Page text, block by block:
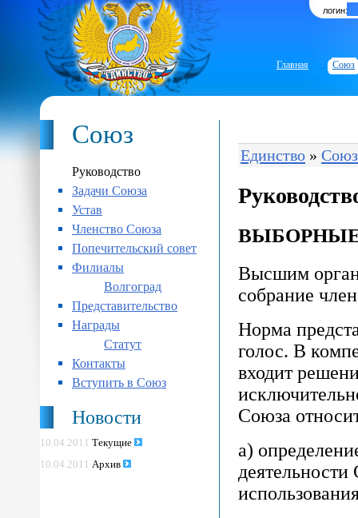
логин:
Главная Союз
Союз
Руководство
Задачи Союза
Устав
Членство Союза
Попечительский совет
Филиалы
Волгоград
Представительство
Награды
Статут
Контакты
Вступить в Союз
Новости
10.04.2011 Текущие
10.04.2011 Архив
Единство » Союз
Высшим
собрание
Норма
голос. В
входит
Союза
а)